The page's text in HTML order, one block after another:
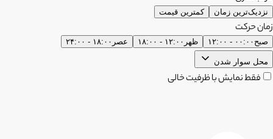
نزدیک‌ترین زمان کمترین قیمت
زمان حرکت
صبح ۰۰:۰۰ - ۱۲:۰۰ ظهر ۱۲:۰۰ - ۱۸:۰۰ عصر ۱۸:۰۰ - ۲۴:۰۰
محل سوار شدن
فقط نمایش با ظرفیت خالی